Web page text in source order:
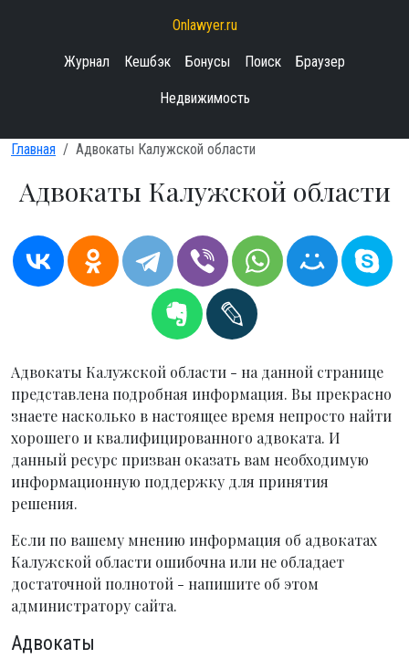
Onlawyer.ru
Журнал Кешбэк Бонусы Поиск Браузер
Недвижимость
Главная Адвокаты Калужской области
Адвокаты Калужской области
Адвокаты Калужской области - на данной странице
представлена подробная информация. Вы прекрасно
знаете насколько в настоящее время непросто найти
хорошего и квалифицированного адвоката. И
данный ресурс призван оказать вам необходимую
информационную поддержку для принятия
решения.
Если по вашему мнению информация об адвокатах
Калужской области ошибочна или не обладает
достаточной полнотой - напишите об этом
администратору сайта.
Адвокаты